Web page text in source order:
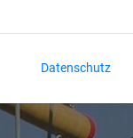
Datenschutz